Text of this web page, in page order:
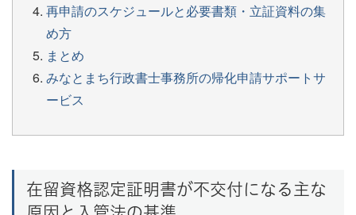
再申請のスケジュールと必要書類・立証資料の集
め方
まとめ
みなとまち行政書士事務所の帰化申請サポートサ
ービス
在留資格認定証明書が不交付になる主な